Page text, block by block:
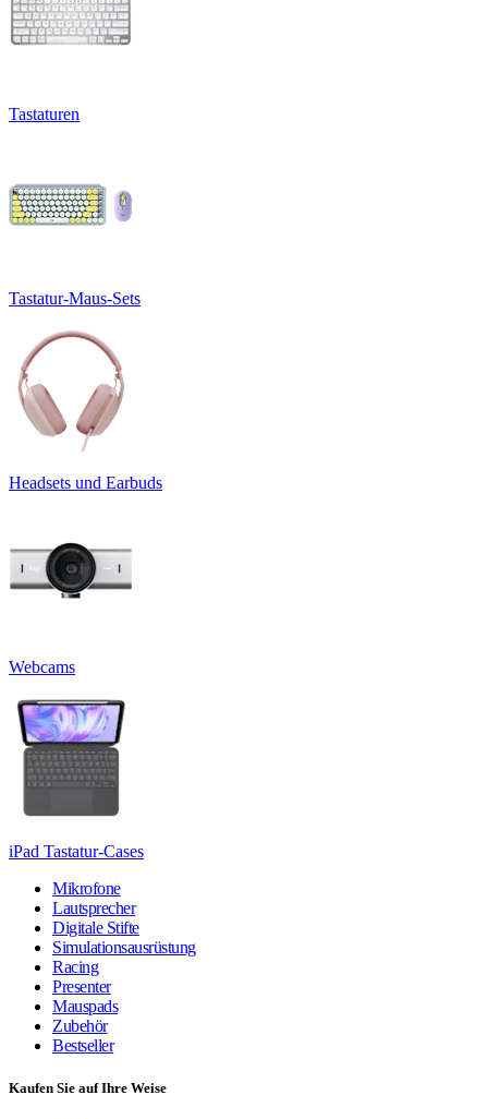
Tastaturen
Tastatur-Maus-Sets
Headsets und Earbuds
Webcams
iPad Tastatur-Cases
Mikrofone
Lautsprecher
Digitale Stifte
Simulationsausrüstung
Racing
Presenter
Mauspads
Zubehör
Bestseller
Kaufen Sie auf Ihre Weise